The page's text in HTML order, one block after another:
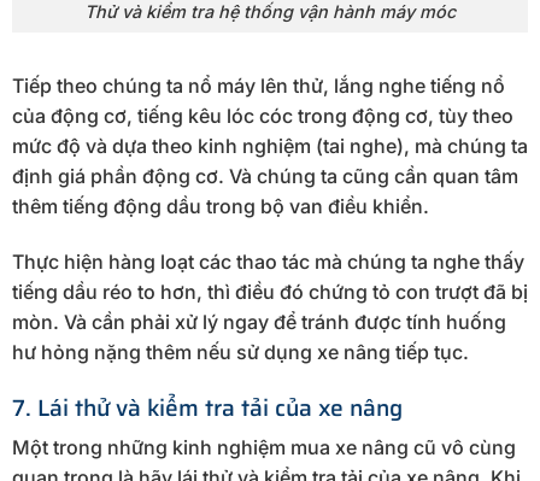
Thử và kiểm tra hệ thống vận hành máy móc
Tiếp theo chúng ta nổ máy lên thử, lắng nghe tiếng nổ
của động cơ, tiếng kêu lóc cóc trong động cơ, tùy theo
mức độ và dựa theo kinh nghiệm (tai nghe), mà chúng ta
định giá phần động cơ. Và chúng ta cũng cần quan tâm
thêm tiếng động dầu trong bộ van điều khiển.
Thực hiện hàng loạt các thao tác mà chúng ta nghe thấy
tiếng dầu réo to hơn, thì điều đó chứng tỏ con trượt đã bị
mòn. Và cần phải xử lý ngay để tránh được tính huống
hư hỏng nặng thêm nếu sử dụng xe nâng tiếp tục.
7. Lái thử và kiểm tra tải của xe nâng
Một trong những kinh nghiệm mua xe nâng cũ vô cùng